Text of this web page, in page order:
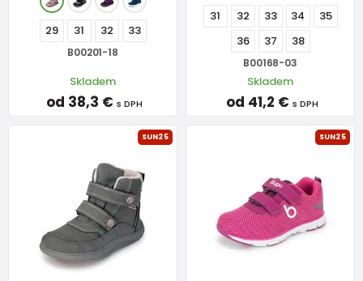
29 31 32 33
B00201-18
Skladem
od 38,3 € s DPH
31 32 33 34
35
36
37 38
B00168-03
Skladem
od 41,2 € s DPH
SUN25 SUN25